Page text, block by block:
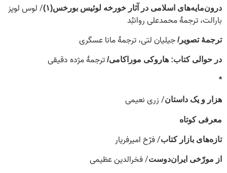
درون‌مایه‌های اسلامی در آثار خورخه لوئیس بورخس(۱)
/ لوس لوپز
بارالت، ترجمۀ محمدعلی روانبُد
ترجمۀ تصویر/ جیلیان لتی، ترجمۀ مانا عسگری
در حوالی کتاب: هاروکی موراکامی/ ترجمهٔ مژده دقیقی
*
هزار و یک داستان/ زری نعیمی
معرفی کوتاه
تازه‌های بازار کتاب/ فرّخ امیرفریار
از مورّخی ایران‌دوست/ فخرالدین عظیمی